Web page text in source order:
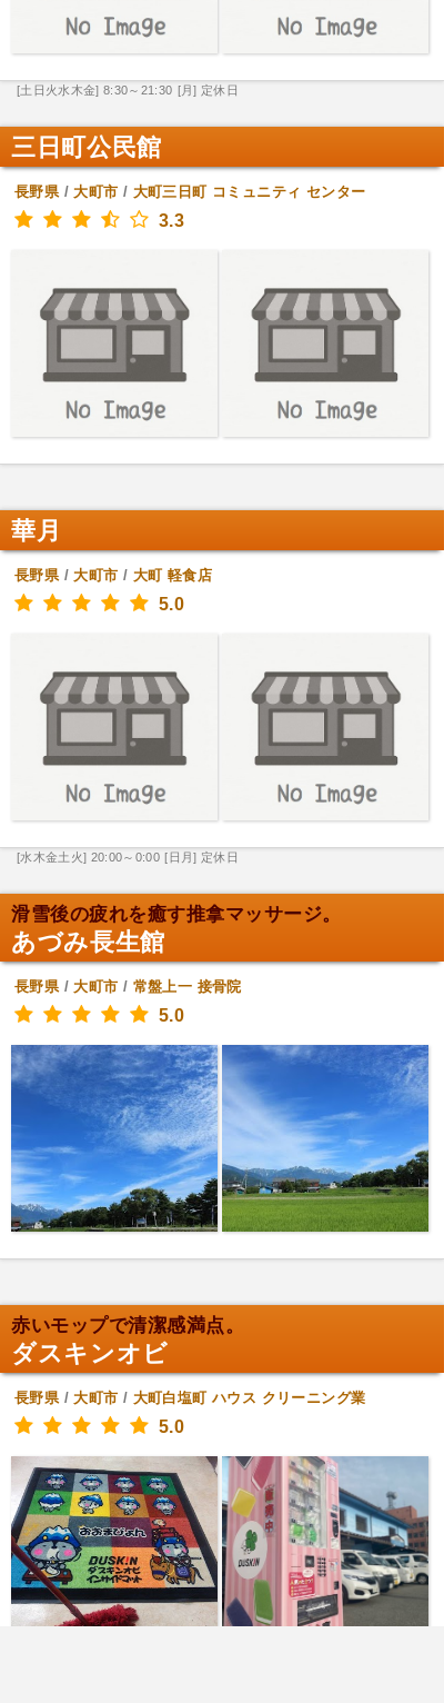
[土日火水木金] 8:30～21:30 [月] 定休日
三日町公民館
長野県/大町市 / 大町三日町 コミュニティ センター
3.3
華月
長野県/大町市 / 大町 軽食店
5.0
[水木金土火] 20:00～0:00 [日月] 定休日
滑雪後の疲れを癒す推拿マッサージ。
あづみ長生館
長野県/大町市 / 常盤上一 接骨院
5.0
赤いモップで清潔感満点。
ダスキンオビ
長野県/大町市 / 大町白塩町 ハウス クリーニング業
5.0